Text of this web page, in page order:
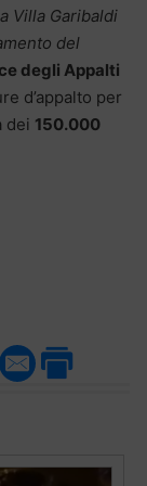
Villa Garibaldi
del
degli Appalti
d’appalto per
dei 150.000